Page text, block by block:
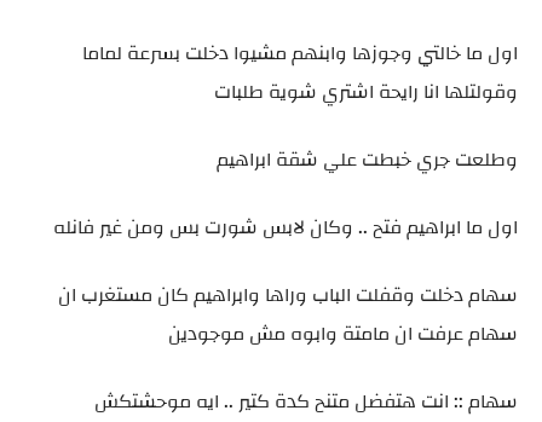
اول ما خالتي وجوزها وابنهم مشيوا دخلت بسرعة لماما
وقولتلها انا رايحة اشتري شوية طلبات
وطلعت جري خبطت علي شقة ابراهيم
اول ما ابراهيم فتح .. وكان لابس شورت بس ومن غير فانله
سهام دخلت وقفلت الباب وراها وابراهيم كان مستغرب ان
سهام عرفت ان مامتة وابوه مش موجودين
سهام :: انت هتفضل متنح كدة كتير .. ايه موحشتكش